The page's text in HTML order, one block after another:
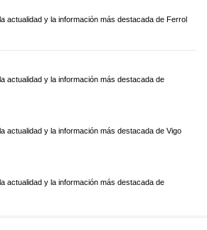
actualidad y la información más destacada de Ferrol
actualidad y la información más destacada de
actualidad y la información más destacada de Vigo
actualidad y la información más destacada de